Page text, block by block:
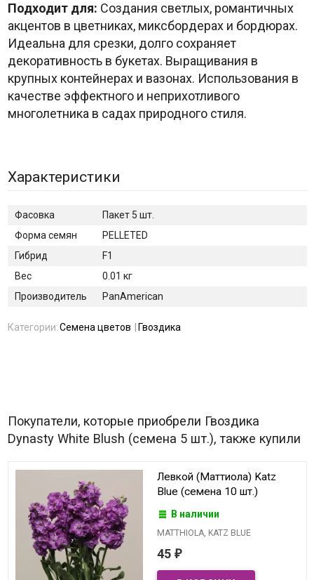
Подходит для: Создания светлых, романтичных
акцентов в цветниках, миксбордерах и бордюрах.
Идеальна для срезки, долго сохраняет
декоративность в букетах. Выращивания в
крупных контейнерах и вазонах. Использования в
качестве эффектного и неприхотливого
многолетника в садах природного стиля.
Характеристики
Фасовка
Пакет 5 шт.
Форма семян
PELLETED
Гибрид
F1
Вес
0.01 кг
Производитель
PanAmerican
Категории:Семена цветов Гвоздика
Покупатели, которые приобрели Гвоздика
Dynasty White Blush (семена 5 шт.), также купили
Левкой (Маттиола) Katz
Blue (семена 10 шт.)
В наличии
MATTHIOLA, KATZ BLUE
45 ₽